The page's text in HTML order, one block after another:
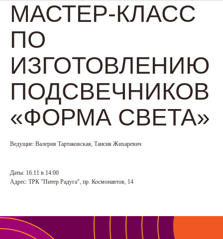
МАСТЕР-КЛАСС
ПО
ИЗГОТОВЛЕНИЮ
ПОДСВЕЧНИКОВ
«ФОРМА СВЕТА»
Ведущие: Валерия Тартаковская, Таисия Жихаревич
Даты: 16.11 в 14:00
Адрес: ТРК "Питер Радуга", пр. Космонавтов, 14